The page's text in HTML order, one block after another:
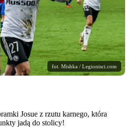
fot. Mishka / Legionisci.com
Josue z rzutu karnego, która
jadą do stolicy!